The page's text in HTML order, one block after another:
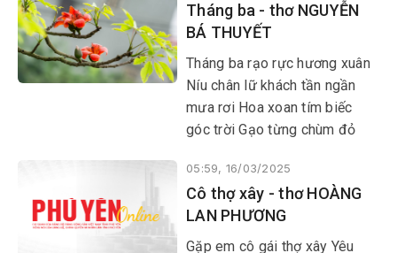
diều rắn, diều thỏ… đa dạng,
không giống như cánh diều
làm bằng giấy dán chặt vào
cái khung tre mỏng mà ngày
bé tôi thường ra thềm nhà ngồi
làm rồi ước cánh diều sẽ bay
Tháng ba - thơ NGUYỄN
BÁ THUYẾT
Tháng ba rạo rực hương xuân
Níu chân lữ khách tần ngần
mưa rơi Hoa xoan tím biếc
góc trời Gạo từng chùm đỏ
05:59, 16/03/2025
Cô thợ xây - thơ HOÀNG
LAN PHƯƠNG
Gặp em cô gái thợ xây Yêu